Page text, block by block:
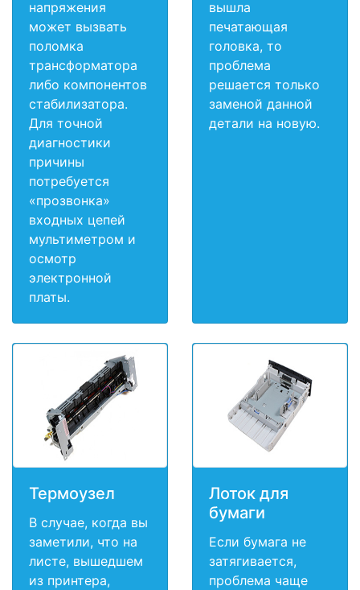
напряжения
может вызвать
поломка
трансформатора
либо компонентов
стабилизатора.
Для точной
диагностики
причины
потребуется
«прозвонка»
входных цепей
мультиметром и
осмотр
электронной
платы.
вышла
печатающая
головка, то
проблема
решается только
заменой данной
детали на новую.
Термоузел
В случае, когда вы
заметили, что на
листе, вышедшем
из принтера,
Лоток для
бумаги
Если бумага не
затягивается,
проблема чаще